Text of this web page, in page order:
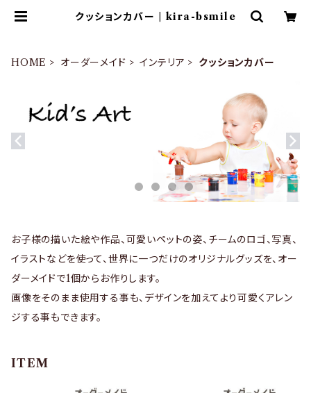
クッションカバー | kira-bsmile
HOME オーダーメイド インテリア クッションカバー
お子様の描いた絵や作品、可愛いペットの姿、チームのロゴ、写真、
イラストなどを使って、世界に一つだけのオリジナルグッズを、オー
ダーメイドで1個からお作りします。
画像をそのまま使用する事も、デザインを加えてより可愛くアレン
ジする事もできます。
ITEM